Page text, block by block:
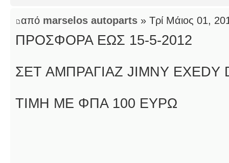
από marselos autoparts » Τρί Μάιος 01,
ΠΡΟΣΦΟΡΑ ΕΩΣ 15-5-2012
ΣΕΤ ΑΜΠΡΑΓΙΑΖ JIMNY EXEDY
TIMH ME ΦΠΑ 100 ΕΥΡΩ